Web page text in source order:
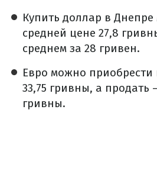
Купить доллар в
средней цене 27,8
среднем за 28 гривен.
Евро можно приобрести
33,75 гривны, а продать
гривны.